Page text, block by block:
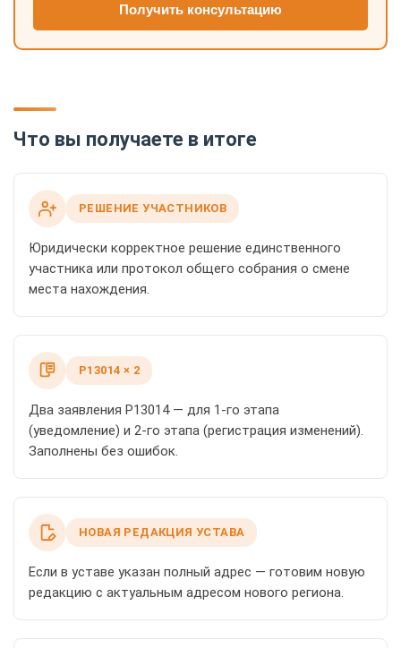
Получить консультацию
Что вы получаете в итоге
РЕШЕНИЕ УЧАСТНИКОВ
Юридически корректное решение единственного
участника или протокол общего собрания о смене
места нахождения.
Р13014 × 2
Два заявления Р13014 — для 1-го этапа
(уведомление) и 2-го этапа (регистрация изменений).
Заполнены без ошибок.
НОВАЯ РЕДАКЦИЯ УСТАВА
Если в уставе указан полный адрес — готовим новую
редакцию с актуальным адресом нового региона.